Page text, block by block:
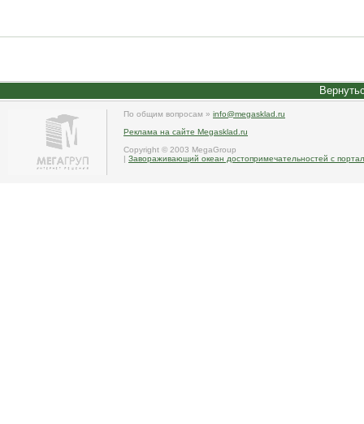
По общим вопросам » info@megasklad.ru
Реклама на сайте Megasklad.ru
Copyright © 2003 MegaGroup
| Завораживающий океан достопримечательностей с